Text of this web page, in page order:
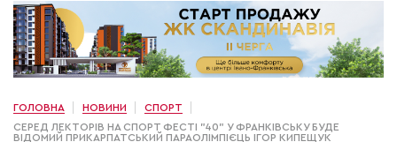
ГОЛОВНА НОВИНИ
СПОРТ
СЕРЕД ЛЕКТОРІВ НА СПОРТ ФЕСТІ "40" У ФРАНКІВСЬКУ БУДЕ
ВІДОМИЙ ПРИКАРПАТСЬКИЙ ПАРАОЛІМПІЄЦЬ ІГОР КИПЕЩУК